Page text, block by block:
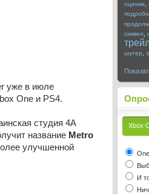
уже в июле
One и PS4.
студия 4A
название Metro
улучшенной
оценки
сиквел
шутер
Xbox
И